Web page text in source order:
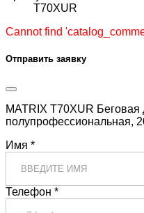
T70XUR
Cannot find
Отправить заявку
MATRIX T70XUR Беговая
полупрофессиональная,
Имя *
Телефон *